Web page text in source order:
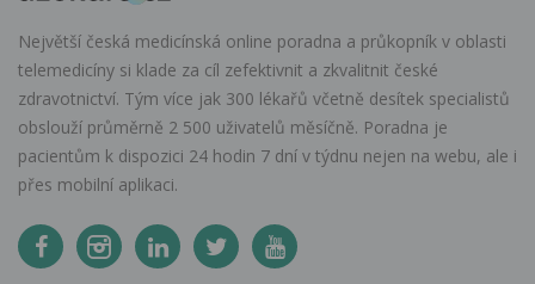
Největší česká medicínská online poradna a průkopník v oblasti
telemedicíny si klade za cíl zefektivnit a zkvalitnit české
zdravotnictví. Tým více jak 300 lékařů včetně desítek specialistů
obslouží průměrně 2 500 uživatelů měsíčně. Poradna je
pacientům k dispozici 24 hodin 7 dní v týdnu nejen na webu, ale i
přes mobilní aplikaci.